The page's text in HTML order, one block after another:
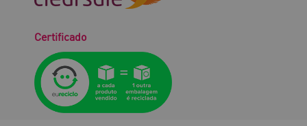
Certificado